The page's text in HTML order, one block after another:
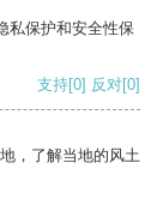
私保护和安全性保
支持[0] 反对[0]
，了解当地的风土